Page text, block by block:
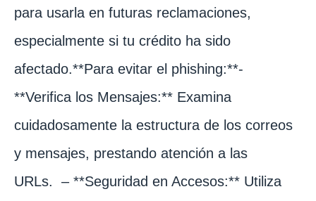
para usarla en futuras reclamaciones,
especialmente si tu crédito ha sido
afectado.**Para evitar el phishing:**-
**Verifica los Mensajes:** Examina
cuidadosamente la estructura de los correos
y mensajes, prestando atención a las
URLs. – **Seguridad en Accesos:** Utiliza